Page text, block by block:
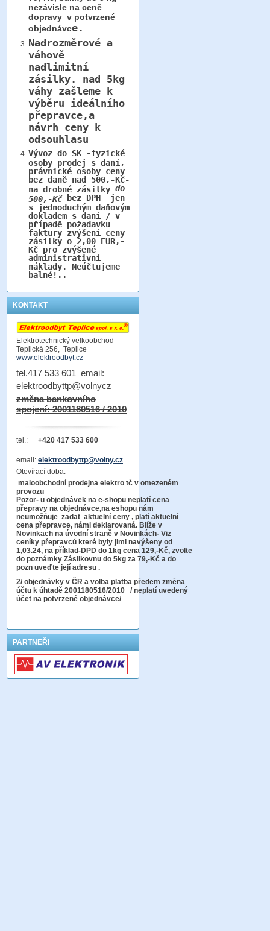
nezávisle na ceně
dopravy v potvrzené
objednávce.
Nadrozměrové a
váhově
nadlimitní
zásilky. nad 5kg
váhy zašleme k
výběru ideálního
přepravce,a
návrh ceny k
odsouhlasu
Vývoz do SK -fyzické
osoby prodej s daní,
právnické osoby ceny
bez daně nad 500,-Kč-
na drobné zásilky do
500,-Kčbez DPH jen
s jednoduchým daňovým
dokladem s daní / v
případě požadavku
faktury zvýšení ceny
zásilky o 2,00 EUR,-
Kč pro zvýšené
administrativní
náklady. Neúčtujeme
balné!..
KONTAKT
Elektrotechnický velkoobchod
Teplická 256, Teplice
www.elektroodbyt.cz
tel.417 533 601 email:
elektroodbyttp@volnycz
změna bankovního
spojení: 2001180516 / 2010
tel.: +420 417 533 600
email: elektroodbyttp@volny.cz
Otevírací doba:
maloobchodní prodejna elektro tč v omezeném
provozu
Pozor- u objednávek na e-shopu neplatí cena
přepravy na objednávce,na eshopu nám
neumožňuje zadat aktuelní ceny , platí aktuelní
cena přepravce, námi deklarovaná. Blíže v
Novinkach na úvodní straně v Novinkách- Viz
ceníky přepravců které byly jimi navýšeny od
1,03.24, na příklad-DPD do 1kg cena 129,-Kč, zvolte
do poznámky Zásilkovnu do 5kg za 79,-Kč a do
pozn uveďte její adresu .
2/ objednávky v ČR a volba platba předem změna
účtu k úhtadě 2001180516/2010 / neplatí uvedený
účet na potvrzené objednávce/
PARTNEŘI